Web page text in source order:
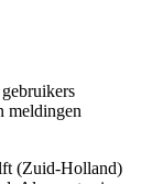
meldingen
(Zuid-Holland)